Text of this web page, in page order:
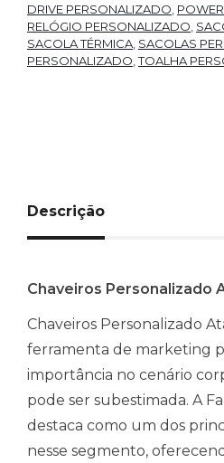
DRIVE PERSONALIZADO
RELÓGIO PERSONALIZADO
SACOLA TÉRMICA SACOLAS
PERSONALIZADO ,TOALHA
Descrição
Chaveiros Personalizado
Chaveiros Personalizado
ferramenta de marketing
importância no cenário
pode ser subestimada. A
destaca como um dos
nesse segmento,